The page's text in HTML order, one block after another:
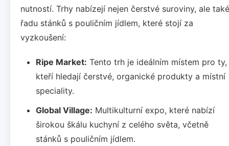
nutností. Trhy nabízejí nejen čerstvé suroviny, ale také
řadu stánků s pouličním jídlem, které stojí za
vyzkoušení:
Ripe Market: Tento trh je ideálním místem pro ty,
kteří hledají čerstvé, organické produkty a místní
speciality.
Global Village: Multikulturní expo, které nabízí
širokou škálu kuchyní z celého světa, včetně
stánků s pouličním jídlem.